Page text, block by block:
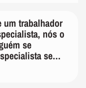
um trabalhador
nós o
se
se